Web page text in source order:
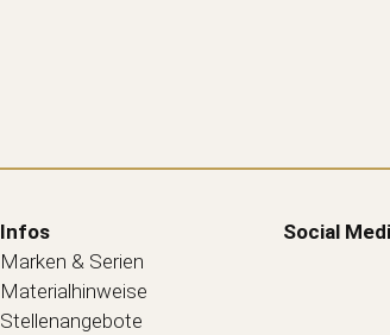
Infos
Marken & Serien
Materialhinweise
Stellenangebote
Social